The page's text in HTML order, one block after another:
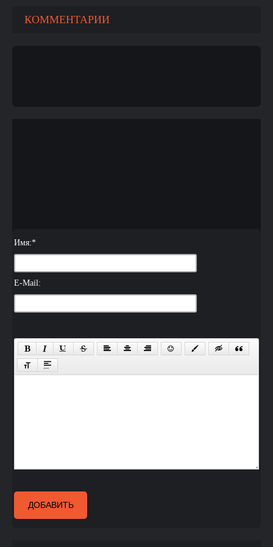
КОММЕНТАРИИ
Имя:*
E-Mail:
ДОБАВИТЬ